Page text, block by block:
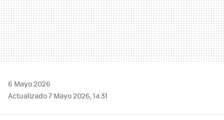
6 Mayo 2026
Actualizado 7 Mayo 2026, 14:31